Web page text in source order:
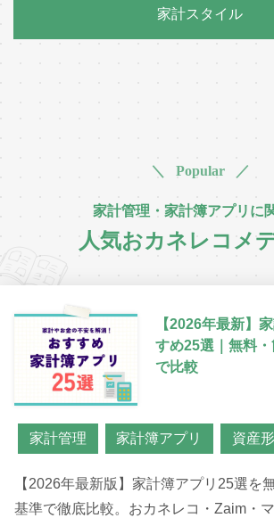
家計スタイル
＼ Popular ／
家計管理・家計簿アプリに
人気おカネレコメ
【2026年最新】
すめ25選｜無料
で比較
家計管理 家計簿アプリ 資産
【2026年最新版】家計簿アプリ25選を
基準で徹底比較。おカネレコ・Zaim・